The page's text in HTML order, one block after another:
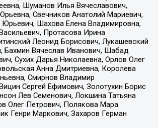
Шуманов Илья Вячеславович,
Свечников Анатолий Мариевич,
Шахова Елена Владимировна,
Протасова Ирина
Леонид Борисович, Лукашевский
Бахмин Вячеслав Иванович, Шабад
Сухих Дарья Николаевна, Орлов Олег
Анна Дмитриевна, Королева
Смирнов Владимир
Сергей Ефимович, Золотухин Борис
Лев Семенович, Локшина Татьяна
Олег Петрович, Полякова Мара
Генри Маркович, Захаров Герман